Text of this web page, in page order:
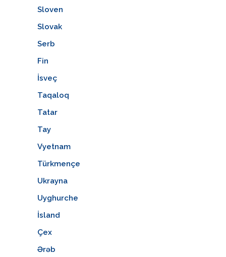
Sloven
Slovak
Serb
Fin
İsveç
Taqaloq
Tatar
Tay
Vyetnam
Türkmençe
Ukrayna
Uyghurche
İsland
Çex
Ərəb